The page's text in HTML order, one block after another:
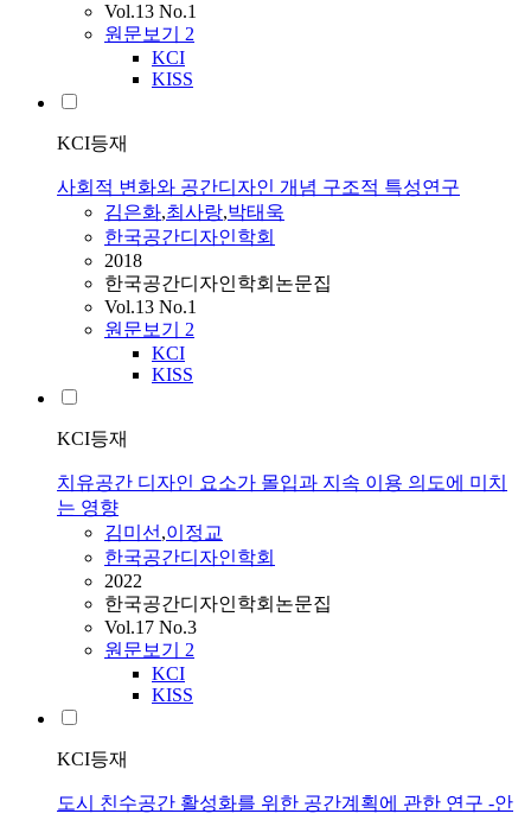
Vol.13 No.1
원문보기 2
KCI
KISS
KCI등재
사회적 변화와 공간디자인 개념 구조적 특성연구
김은화,최사랑,박태욱
한국공간디자인학회
2018
한국공간디자인학회논문집
Vol.13 No.1
원문보기 2
KCI
KISS
KCI등재
치유공간 디자인 요소가 몰입과 지속 이용 의도에 미치
는 영향
김미선,이정교
한국공간디자인학회
2022
한국공간디자인학회논문집
Vol.17 No.3
원문보기 2
KCI
KISS
KCI등재
도시 친수공간 활성화를 위한 공간계획에 관한 연구 -안